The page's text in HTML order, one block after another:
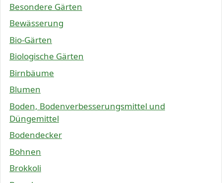
Besondere Gärten
Bewässerung
Bio-Gärten
Biologische Gärten
Birnbäume
Blumen
Boden, Bodenverbesserungsmittel und
Düngemittel
Bodendecker
Bohnen
Brokkoli